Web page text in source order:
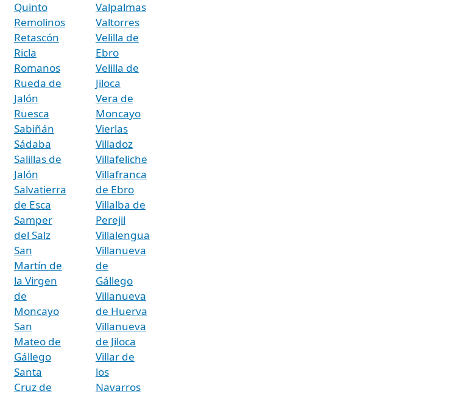
Quinto
Remolinos
Retascón
Ricla
Romanos
Rueda de
Jalón
Ruesca
Sabiñán
Sádaba
Salillas de
Jalón
Salvatierra
de Esca
Samper
del Salz
San
Martín de
la Virgen
de
Moncayo
San
Mateo de
Gállego
Santa
Cruz de
Valpalmas
Valtorres
Velilla de
Ebro
Velilla de
Jiloca
Vera de
Moncayo
Vierlas
Villadoz
Villafeliche
Villafranca
de Ebro
Villalba de
Perejil
Villalengua
Villanueva
de
Gállego
Villanueva
de Huerva
Villanueva
de Jiloca
Villar de
los
Navarros